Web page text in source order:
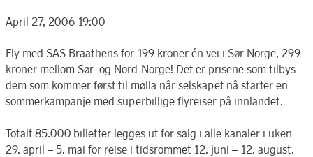
April 27, 2006 19:00
Fly med SAS Braathens for 199 kroner én vei i Sør-Norge, 299
kroner mellom Sør- og Nord-Norge! Det er prisene som tilbys
dem som kommer først til mølla når selskapet nå starter en
sommerkampanje med superbillige flyreiser på innlandet.
Totalt 85.000 billetter legges ut for salg i alle kanaler i uken
29. april – 5. mai for reise i tidsrommet 12. juni – 12. august.